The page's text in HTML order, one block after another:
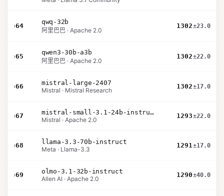
›64
qwq-32b
阿里巴巴 · Apache 2.0
1302±23.0
›65
qwen3-30b-a3b
阿里巴巴 · Apache 2.0
1302±22.0
›66
mistral-large-2407
Mistral · Mistral Research
1302±17.0
›67
mistral-small-3.1-24b-instruct-2503
Mistral · Apache 2.0
1293±22.0
›68
llama-3.3-70b-instruct
Meta · Llama-3.3
1291±17.0
›69
olmo-3.1-32b-instruct
Allen AI · Apache 2.0
1290±40.0